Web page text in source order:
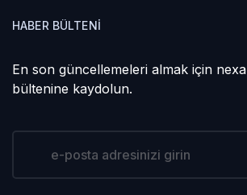
HABER BÜLTENI
En son güncellemeleri almak için
bültenine kaydolun.